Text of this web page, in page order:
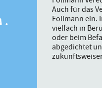
Auch für das
Follmann ein.
vielfach in
oder beim
abgedichtet